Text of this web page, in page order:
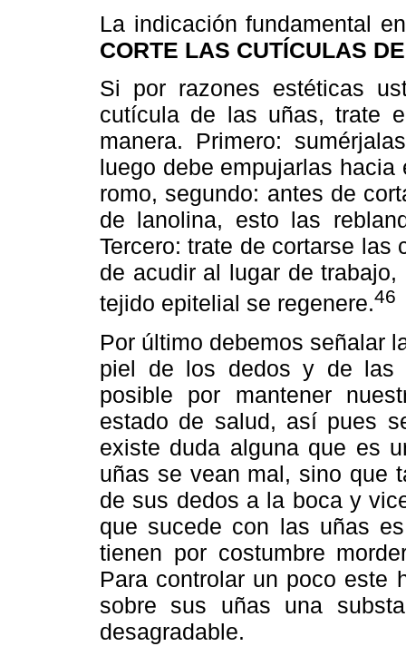
La indicación fundamental
CORTE LAS CUTÍCULAS
Si por razones estéticas
cutícula de las uñas, trate
manera. Primero:
luego debe empujarlas
romo, segundo: antes de
de lanolina, esto las
Tercero: trate de cortarse
de acudir al lugar de
tejido epitelial se regenere.46
Por último debemos señalar
piel de los dedos y de las
posible por mantener
estado de salud, así pues
existe duda alguna que es
uñas se vean mal, sino que
de sus dedos a la boca y
que sucede con las uñas
tienen por costumbre
Para controlar un poco este
sobre sus uñas una
desagradable.